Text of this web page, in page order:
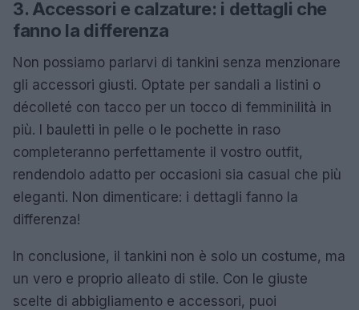
3. Accessori e calzature: i dettagli che
fanno la differenza
Non possiamo parlarvi di tankini senza menzionare
gli accessori giusti. Optate per sandali a listini o
décolleté con tacco per un tocco di femminilità in
più. I bauletti in pelle o le pochette in raso
completeranno perfettamente il vostro outfit,
rendendolo adatto per occasioni sia casual che più
eleganti. Non dimenticare: i dettagli fanno la
differenza!
In conclusione, il tankini non è solo un costume, ma
un vero e proprio alleato di stile. Con le giuste
scelte di abbigliamento e accessori, puoi